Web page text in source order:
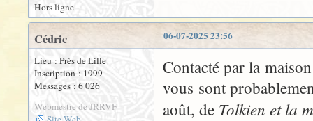
Hors ligne
06-07-2025 23:56
Cédric
Lieu : Près de Lille
Inscription : 1999
Messages : 6 026
Webmestre de JRRVF
Contacté par la
vous sont
août, de Tolkien et la